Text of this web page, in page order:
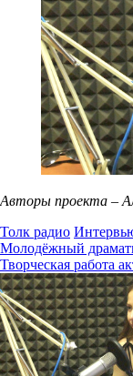
Авторы проекта –
Толк радио
Молодёжный
Творческая работа